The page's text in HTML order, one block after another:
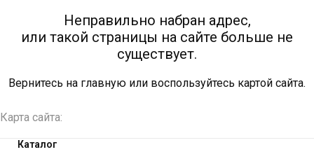
Неправильно набран адрес,
или такой страницы на сайте больше не
существует.
Вернитесь на главную или воспользуйтесь картой сайта.
Карта сайта:
Каталог